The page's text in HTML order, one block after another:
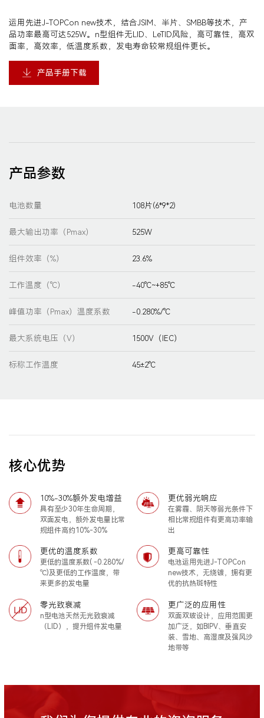
运用先进J-TOPCon new技术，结合JSIM、半片、SMBB等技术，产
品功率最高可达525W。n型组件无LID、LeTID风险，高可靠性，高双
面率，高效率，低温度系数，发电寿命较常规组件更长。
产品手册下载
产品参数
电池数量 108片(6*9*2)
最大输出功率（Pmax） 525W
组件效率（%） 23.6%
工作温度（℃） -40℃~+85℃
峰值功率（Pmax）温度系数 -0.280%/℃
最大系统电压（V） 1500V（IEC）
标称工作温度 45±2℃
核心优势
10%-30%额外发电增益
具有至少30年生命周期，
双面发电，额外发电量比常
规组件高约10%-30%
更优弱光响应
在雾霾、阴天等弱光条件下
相比常规组件有更高功率输
出
更优的温度系数
更低的温度系数( -0.280%/
℃)及更低的工作温度，带
来更多的发电量
更高可靠性
电池运用先进J-TOPCon
new技术，无绕镀，拥有更
优的抗热斑特性
零光致衰减
n型电池天然无光致衰减
（LID），提升组件发电量
更广泛的应用性
双面双玻设计，应用范围更
加广泛，如BIPV、垂直安
装、雪地、高湿度及强风沙
地带等